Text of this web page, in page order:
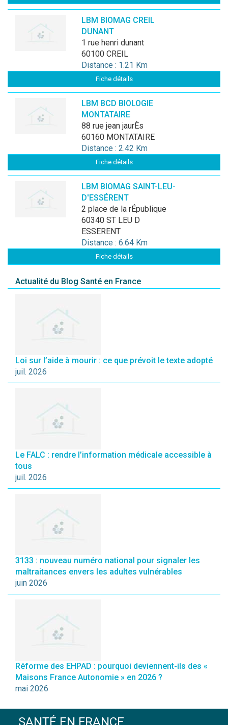
LBM BIOMAG CREIL
DUNANT
1 rue henri dunant
60100 CREIL
Distance : 1.21 Km
Fiche détails
LBM BCD BIOLOGIE
MONTATAIRE
88 rue jean jaurÈs
60160 MONTATAIRE
Distance : 2.42 Km
Fiche détails
LBM BIOMAG SAINT-LEU-
D'ESSÉRENT
2 place de la rÉpublique
60340 ST LEU D
ESSERENT
Distance : 6.64 Km
Fiche détails
Actualité du Blog Santé en France
Loi sur l’aide à mourir : ce que prévoit le texte adopté
juil. 2026
Le FALC : rendre l’information médicale accessible à
tous
juil. 2026
3133 : nouveau numéro national pour signaler les
maltraitances envers les adultes vulnérables
juin 2026
Réforme des EHPAD : pourquoi deviennent-ils des «
Maisons France Autonomie » en 2026 ?
mai 2026
SANTÉ EN FRANCE